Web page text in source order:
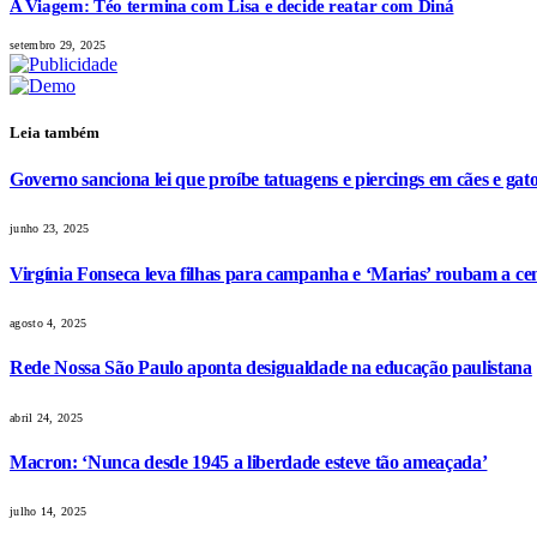
A Viagem: Téo termina com Lisa e decide reatar com Diná
setembro 29, 2025
Leia também
Governo sanciona lei que proíbe tatuagens e piercings em cães e
junho 23, 2025
Virgínia Fonseca leva filhas para campanha e ‘Marias’ roubam a
agosto 4, 2025
Rede Nossa São Paulo aponta desigualdade na educação paulistana
abril 24, 2025
Macron: ‘Nunca desde 1945 a liberdade esteve tão ameaçada’
julho 14, 2025